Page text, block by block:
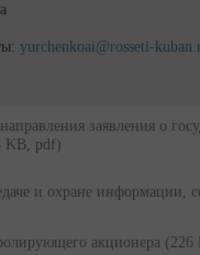
yurchenkoai@rosseti-
заявления о
KB, pdf)
и охране информации,
акционера (226